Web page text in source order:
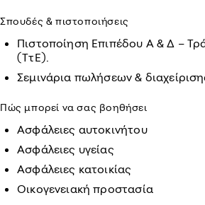
Σπουδές & πιστοποιήσεις
Πιστοποίηση Επιπέδου Α & Δ –
(ΤτΕ).
Σεμινάρια πωλήσεων &
Πώς μπορεί να σας βοηθήσει
Ασφάλειες αυτοκινήτου
Ασφάλειες υγείας
Ασφάλειες κατοικίας
Οικογενειακή προστασία